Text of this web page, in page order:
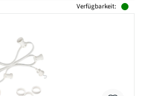
Verfügbarkeit: